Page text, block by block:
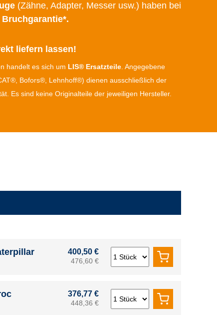
(Zähne, Adapter, Messer usw.) haben bei
Bruchgarantie*.
liefern lassen!
handelt es sich um LIS® Ersatzteile . Angegebene
Bofors®, Lehnhoff®) dienen ausschließlich der
Es sind keine Originalteile der jeweiligen Hersteller.
400,50 €
476,60 €
376,77 €
448,36 €